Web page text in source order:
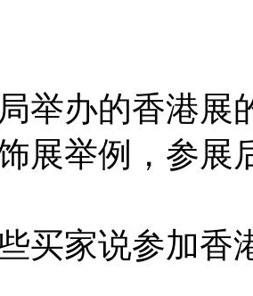
举办的香港展
展举例，参展
买家说参加香